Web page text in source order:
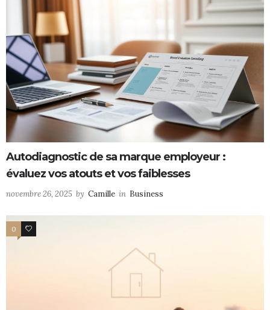
Autodiagnostic de sa marque employeur :
évaluez vos atouts et vos faiblesses
novembre 26, 2025 by Camille in Business
0 0